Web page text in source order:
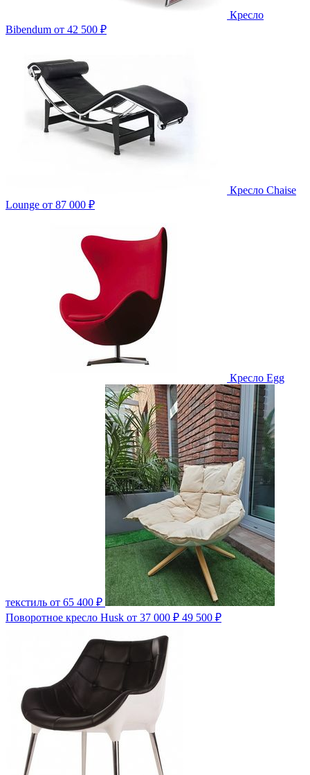
Кресло
Bibendum от 42 500 ₽
Кресло Chaise
Lounge от 87 000 ₽
Кресло Egg
текстиль от 65 400 ₽
Поворотное кресло Husk от 37 000 ₽ 49 500 ₽